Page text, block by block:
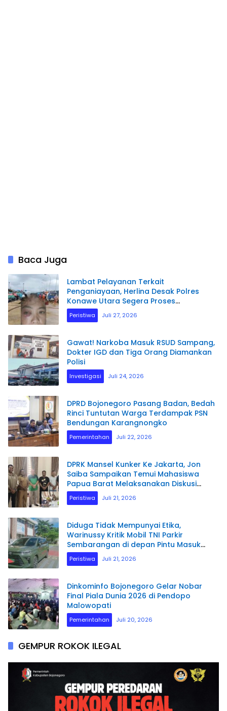
Baca Juga
Lambat Pelayanan Terkait
Penganiayaan, Herlina Desak Polres
Konawe Utara Segera Proses
Laporannya.
Peristiwa Juli 27, 2026
Gawat! Narkoba Masuk RSUD Sampang,
Dokter IGD dan Tiga Orang Diamankan
Polisi
Investigasi Juli 24, 2026
DPRD Bojonegoro Pasang Badan, Bedah
Rinci Tuntutan Warga Terdampak PSN
Bendungan Karangnongko
Pemerintahan Juli 22, 2026
DPRK Mansel Kunker Ke Jakarta, Jon
Saiba Sampaikan Temui Mahasiswa
Papua Barat Melaksanakan Diskusi
Terkait Masa Depan Sumber daya
Manusia.
Peristiwa Juli 21, 2026
Diduga Tidak Mempunyai Etika,
Warinussy Kritik Mobil TNI Parkir
Sembarangan di depan Pintu Masuk
Pengadilan Negeri Manokwari.
Peristiwa Juli 21, 2026
Dinkominfo Bojonegoro Gelar Nobar
Final Piala Dunia 2026 di Pendopo
Malowopati
Pemerintahan Juli 20, 2026
GEMPUR ROKOK ILEGAL